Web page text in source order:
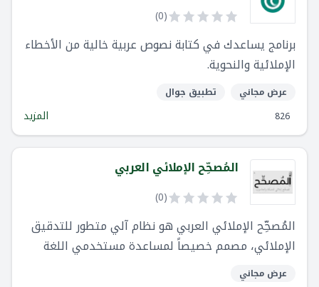
الكتابة المتقدمة والإكمال التلقائي والاقتباس من
المصادر المختلفة.
(
0
)
برنامج يساعدك في كتابة نصوص عربية خالية من الأخطاء
الإملائية والنحوية.
عرض مجاني
تطبيق جوال
826
المزيد
المُصحِّح الإملائي العربي
(
0
)
المُصحِّح الإملائي العربي هو نظام آلي متطور للتدقيق
الإملائي، مصمم خصيصاً لمساعدة مستخدمي اللغة
العربية على الكتابة بشكل أفضل وأكثر دقة.
عرض مجاني